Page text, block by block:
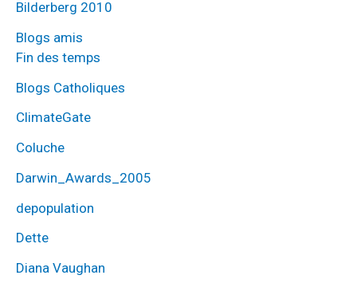
Bilderberg 2010
Blogs amis
Fin des temps
Blogs Catholiques
ClimateGate
Coluche
Darwin_Awards_2005
depopulation
Dette
Diana Vaughan